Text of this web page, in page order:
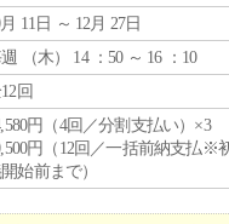
11日 ～ 12月 27日
（木） 14 ：50 ～ 16 ：10
回
円（4回／分割支払い）×3
円（12回／一括前納支払※
始前まで）